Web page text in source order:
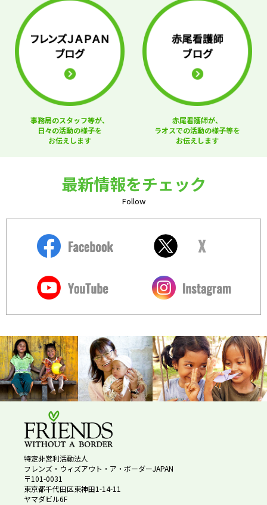
事務局のスタッフ等が、
日々の活動の様子を
お伝えします
赤尾看護師が、
ラオスでの活動の様子等を
お伝えします
最新情報をチェック
Follow
特定非営利活動法人
フレンズ・ウィズアウト・ア・ボーダーJAPAN
〒101-0031
東京都千代田区東神田1-14-11
ヤマダビル6F